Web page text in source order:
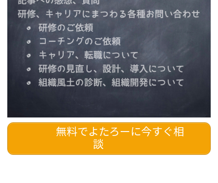
無料でよたろーに今すぐ相
談